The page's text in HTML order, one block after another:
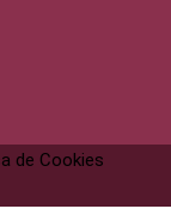
de Cookies